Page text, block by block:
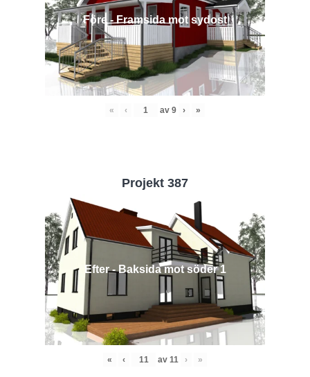
Före - Framsida mot sydost
« ‹ av 9 › »
Projekt 387
Efter - Baksida mot söder 1
« ‹ av 11 › »